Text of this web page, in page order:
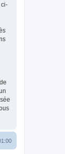
ci-